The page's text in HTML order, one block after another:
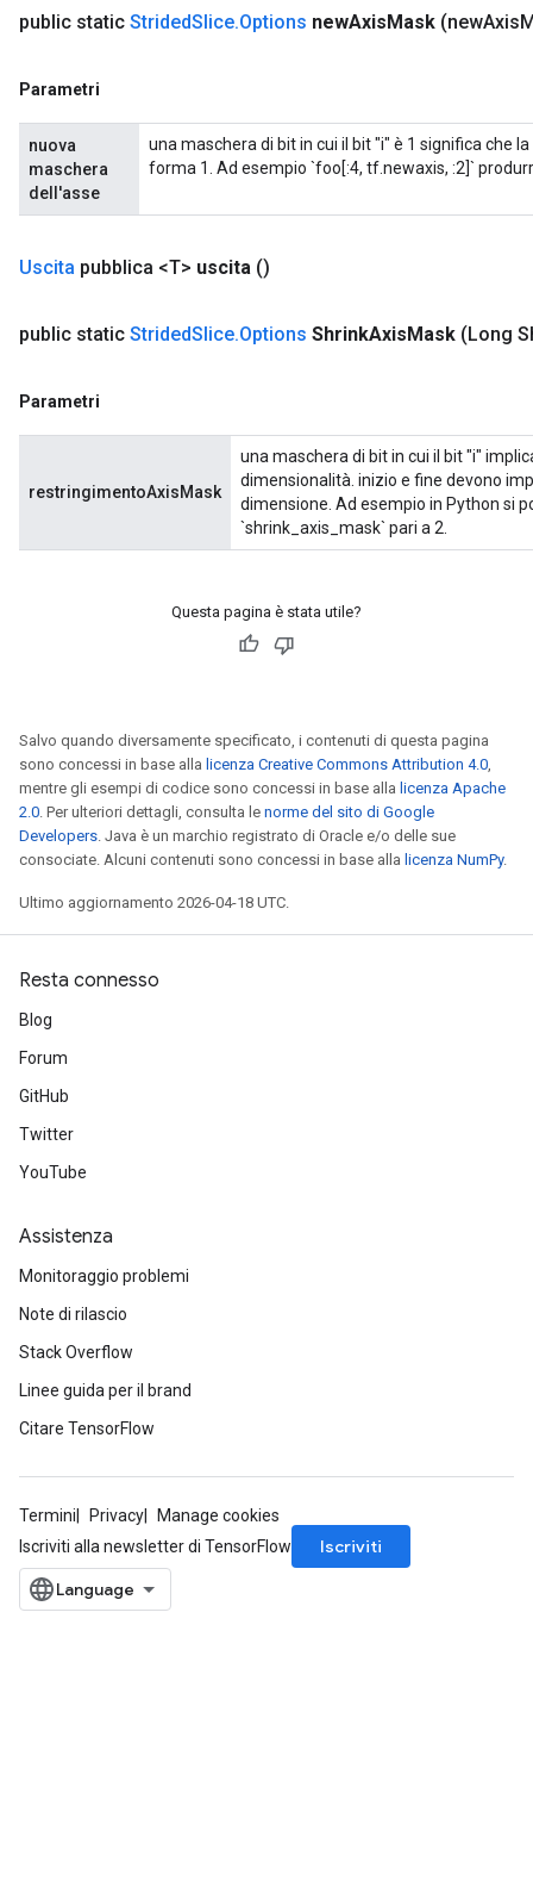
public static StridedSlice.Options newAxisMask (newAxis
Parametri
nuova
maschera
dell'asse
una maschera di bit in cui il bit "i" è 1 significa che
forma 1. Ad esempio `foo[:4, tf.newaxis, :2]`
Uscita pubblica <T> uscita ()
public static StridedSlice.Options ShrinkAxisMask (Long
Parametri
restringimentoAxisMask
una maschera di bit in cui il bit "i"
dimensionalità. inizio e fine devono
dimensione. Ad esempio in Python si
`shrink_axis_mask` pari a 2.
Questa pagina è stata utile?
Salvo quando diversamente specificato, i contenuti di questa pagina
sono concessi in base alla licenza Creative Commons Attribution 4.0,
mentre gli esempi di codice sono concessi in base alla licenza Apache
2.0. Per ulteriori dettagli, consulta le norme del sito di Google
Developers. Java è un marchio registrato di Oracle e/o delle sue
consociate. Alcuni contenuti sono concessi in base alla licenza NumPy.
Ultimo aggiornamento 2026-04-18 UTC.
Resta connesso
Blog
Forum
GitHub
Twitter
YouTube
Assistenza
Monitoraggio problemi
Note di rilascio
Stack Overflow
Linee guida per il brand
Citare TensorFlow
Termini Privacy
Manage cookies
Iscriviti alla newsletter di TensorFlow
Iscriviti